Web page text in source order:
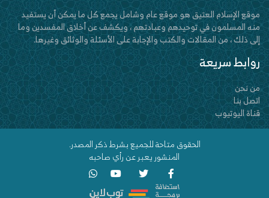
موقع الإسلام العتيق هو موقع عام وشامل يجمع كل ما يمكن أن يستفيد
منه المسلمون في توحيدهم وعبادتهم ، ويكشف عن أخلاق المفسدين وما
إلى ذلك ، من المقالات والكتب والإجابة على الأسئلة والوثائق وغيرها.
روابط سريعة
من نحن
اتصل بنا
قناة اليوتيوب
الحقوق متاحة للجميع بشرط ذكر المصدر.
المنشور يعبر عن رأي صاحبه